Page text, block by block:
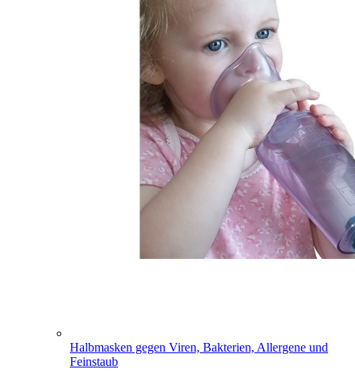
Halbmasken gegen Viren, Bakterien, Allergene und
Feinstaub